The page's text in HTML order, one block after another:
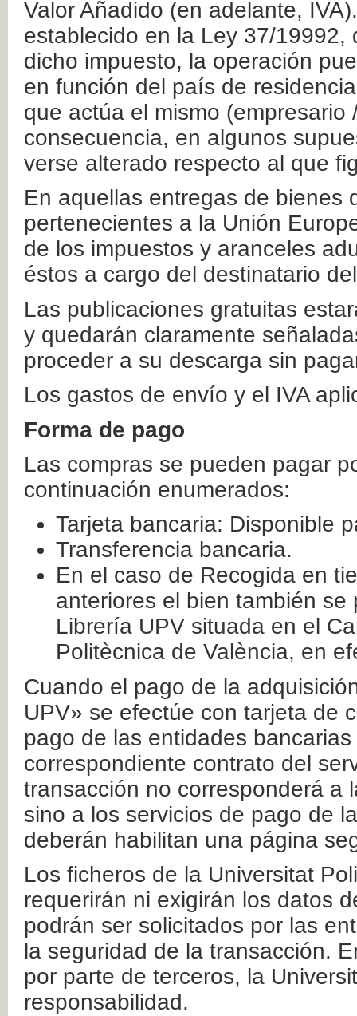
Valor Añadido (en adelante,
establecido en la Ley 37/
dicho impuesto, la operación
en función del país de
que actúa el mismo
consecuencia, en algunos
verse alterado respecto al que
En aquellas entregas de bienes
pertenecientes a la Unión
de los impuestos y aranceles
éstos a cargo del destinatario
Las publicaciones gratuitas
y quedarán claramente
proceder a su descarga sin
Los gastos de envío y el IVA
Forma de pago
Las compras se pueden pagar
continuación enumerados:
Tarjeta bancaria: Disponible
Transferencia bancaria.
En el caso de Recogida en
anteriores el bien también
Librería UPV situada en el
Politècnica de València, en
Cuando el pago de la
UPV» se efectúe con tarjeta de
pago de las entidades
correspondiente contrato del
transacción no corresponderá a
sino a los servicios de pago de
deberán habilitan una página
Los ficheros de la Universitat
requerirán ni exigirán los datos
podrán ser solicitados por las
la seguridad de la transacción.
por parte de terceros, la
responsabilidad.